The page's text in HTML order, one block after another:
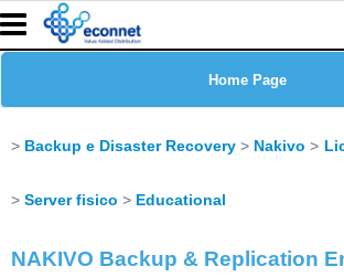
Home Page
Prodotti
Corsi
Backup e Disaster Recovery Nakivo
Server fisico Educational
NAKIVO Backup & Replication